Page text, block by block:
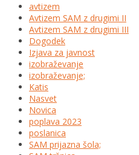
avtizem
Avtizem SAM z drugimi II
Avtizem SAM z drugimi III
Dogodek
Izjava za javnost
izobraževanje
izobraževanje;
Katis
Nasvet
Novica
poplava 2023
poslanica
SAM prijazna šola;